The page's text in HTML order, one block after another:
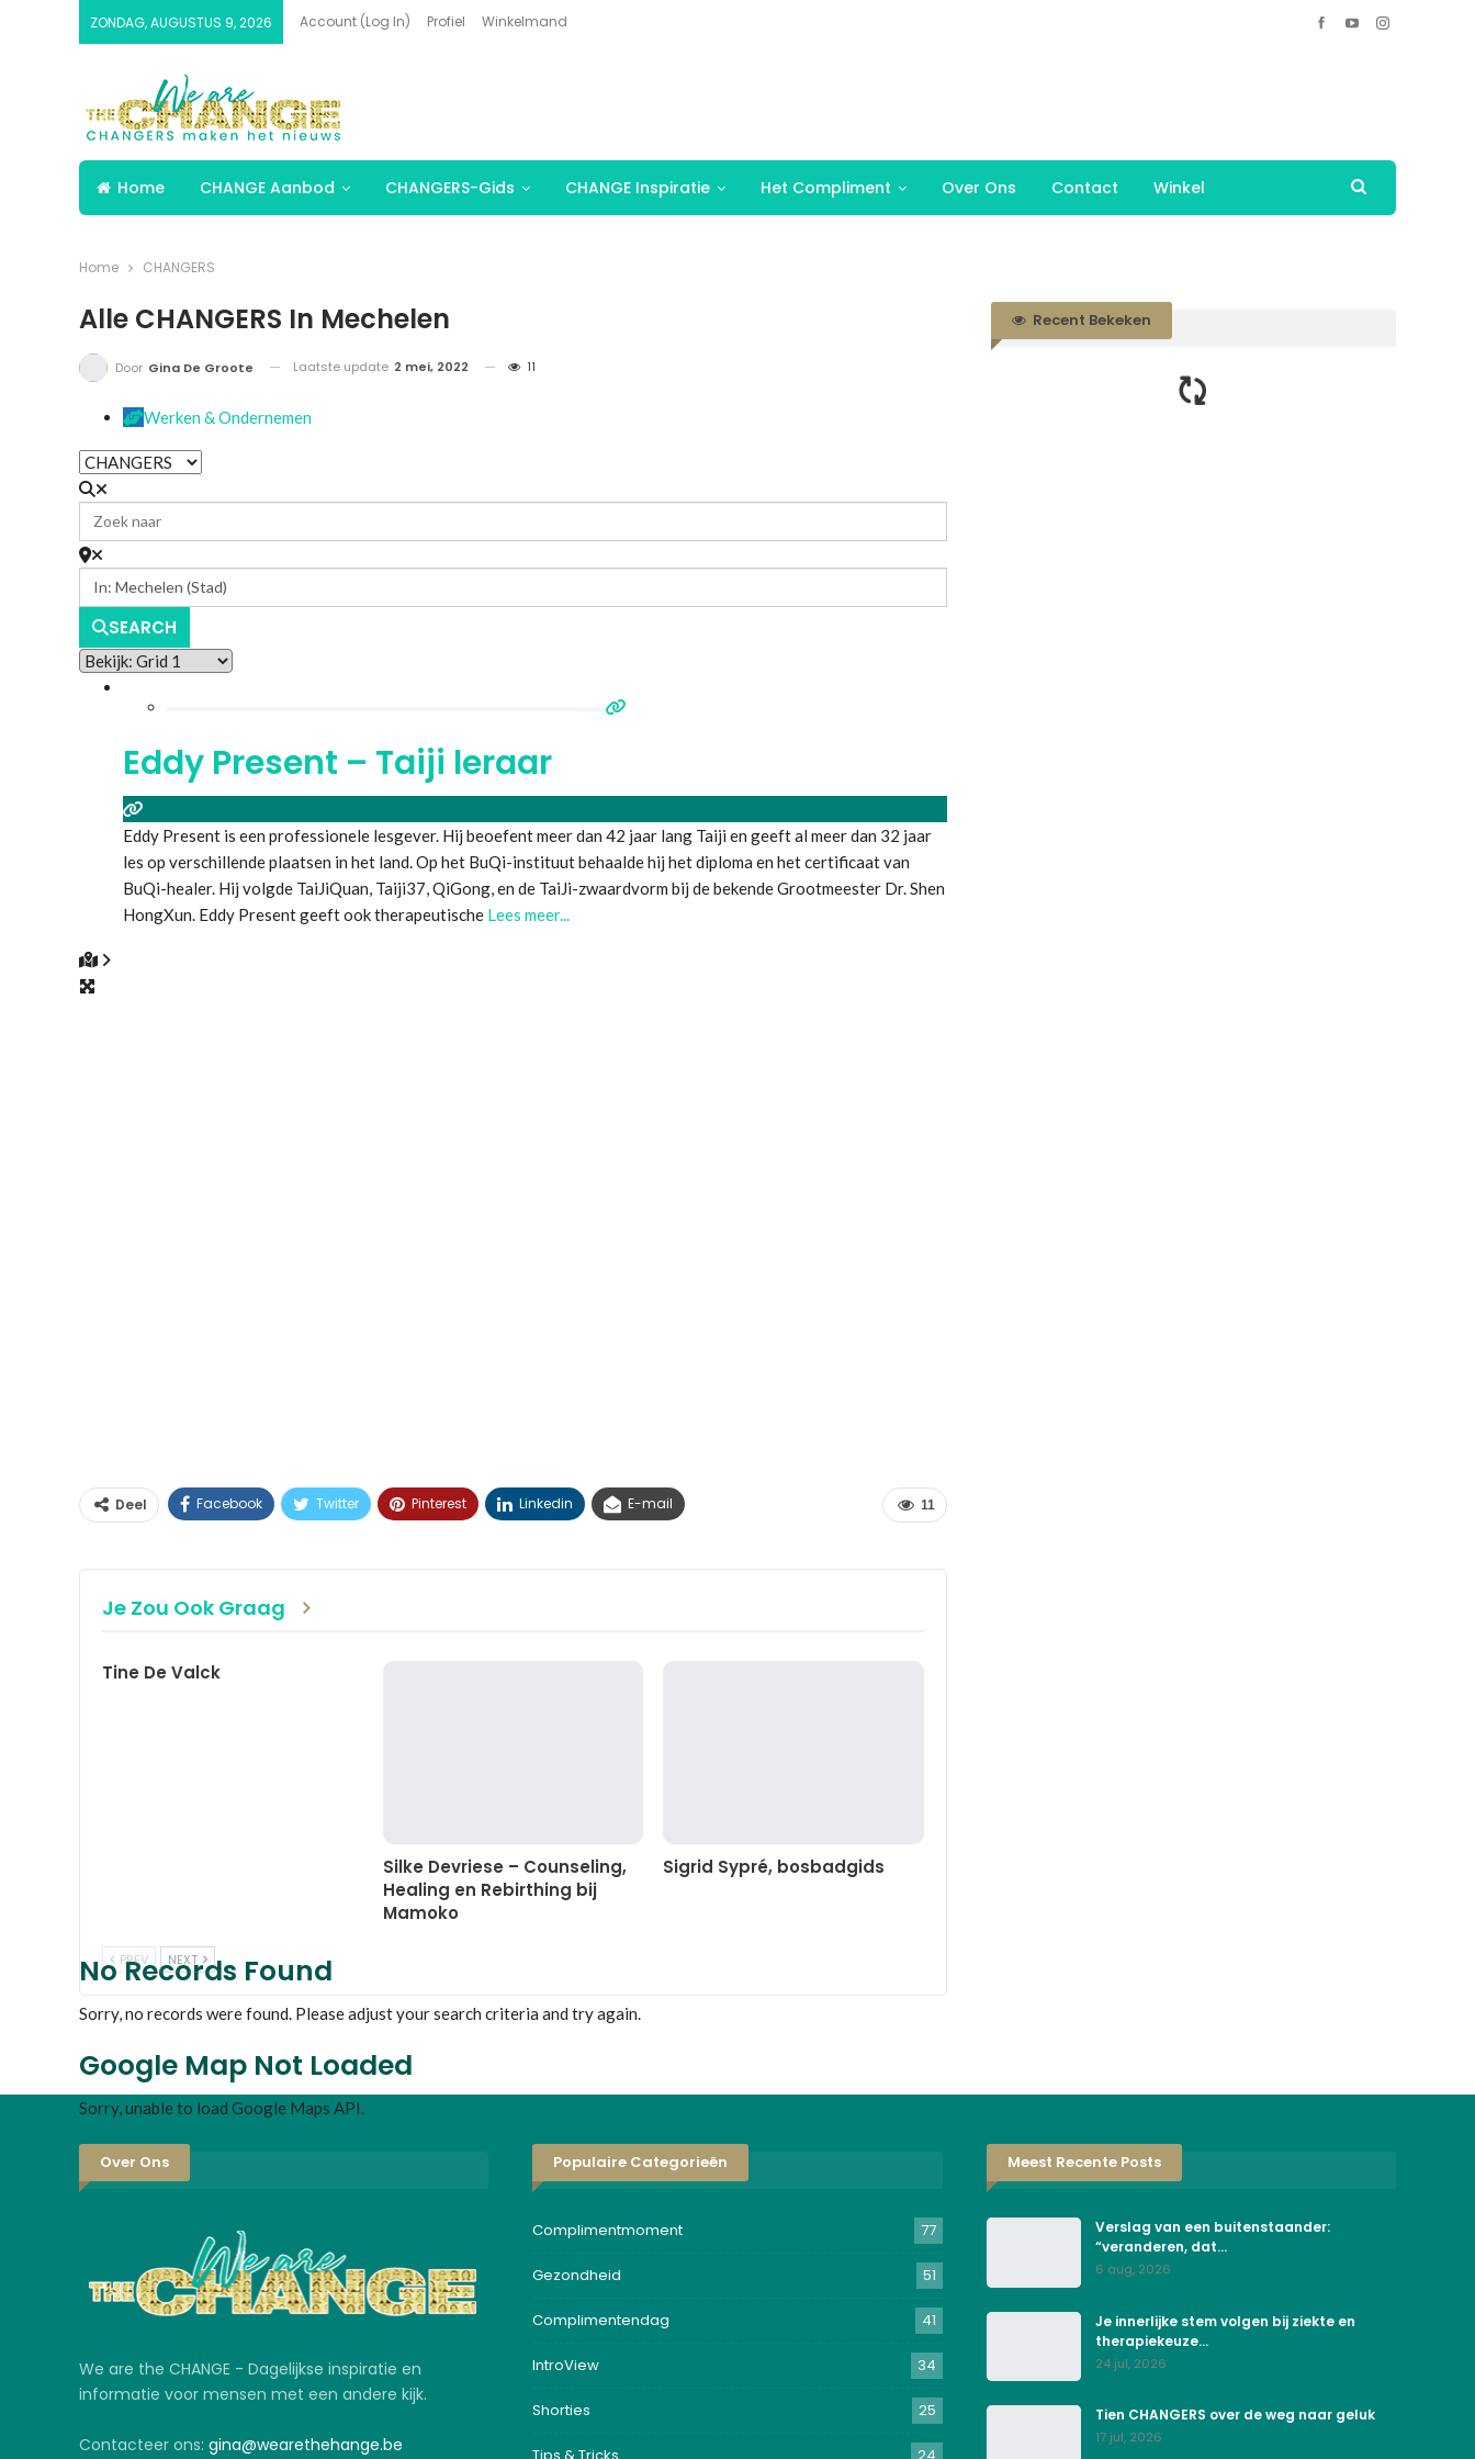
ZONDAG, AUGUSTUS 9, 2026 Account (Log In) Profiel Winkelmand
Home CHANGE Aanbod CHANGERS-Gids CHANGE Inspiratie Het Compliment Over Ons Contact Winkel
Home CHANGERS
Alle CHANGERS In Mechelen
Door Gina De Groote Laatste update 2 mei, 2022 11
Werken & Ondernemen
SEARCH
Eddy Present – Taiji leraar
Eddy Present is een professionele lesgever. Hij beoefent meer dan 42 jaar lang Taiji en geeft al meer dan 32 jaar
les op verschillende plaatsen in het land. Op het BuQi-instituut behaalde hij het diploma en het certificaat van
BuQi-healer. Hij volgde TaiJiQuan, Taiji37, QiGong, en de TaiJi-zwaardvorm bij de bekende Grootmeester Dr. Shen
HongXun. Eddy Present geeft ook therapeutische Lees meer...
No Records Found
Sorry, no records were found. Please adjust your search criteria and try again.
Google Map Not Loaded
Sorry, unable to load Google Maps API.
11
Deel Facebook Twitter Pinterest Linkedin E-mail
Je Zou Ook Graag
Tine De Valck
Silke Devriese – Counseling,
Healing en Rebirthing bij
Mamoko
Sigrid Sypré, bosbadgids
PREV NEXT
Recent Bekeken
Over Ons
We are the CHANGE - Dagelijkse inspiratie en
informatie voor mensen met een andere kijk.
Contacteer ons: gina@wearethehange.be
Populaire Categorieën
Complimentmoment 77
Gezondheid 51
Complimentendag 41
IntroView 34
Shorties 25
Meest Recente Posts
Verslag van een buitenstaander:
“veranderen, dat…
6 aug, 2026
Je innerlijke stem volgen bij ziekte en
therapiekeuze…
24 jul, 2026
Tien CHANGERS over de weg naar geluk
17 jul, 2026